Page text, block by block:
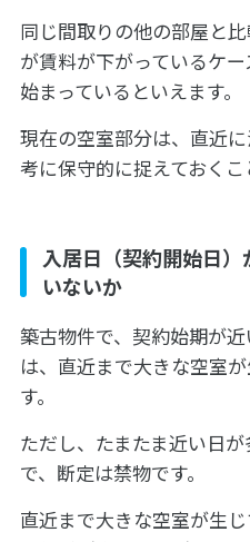
同じ間取りの他の部屋と
が賃料が下がっているケ
始まっているといえます。
現在の空室部分は、直近
考に保守的に捉えておくこ
入居日（契約開始日）
いないか
築古物件で、契約始期が
は、直近まで大きな空室
す。
ただし、たまたま近い日
で、断定は禁物です。
直近まで大きな空室が生